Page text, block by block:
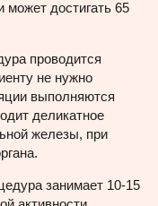
может достигать 65
проводится
не нужно
выполняются
деликатное
железы, при
занимает 10-15